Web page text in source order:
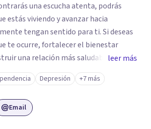
una escucha atenta, podrás
estás viviendo y avanzar hacia
tengan sentido para ti. Si deseas
una relación más saludable
los demás y sientes que este puede
para empezar, estaré dispuesta a
proceso.
leer más
Depresión +7 más
Email